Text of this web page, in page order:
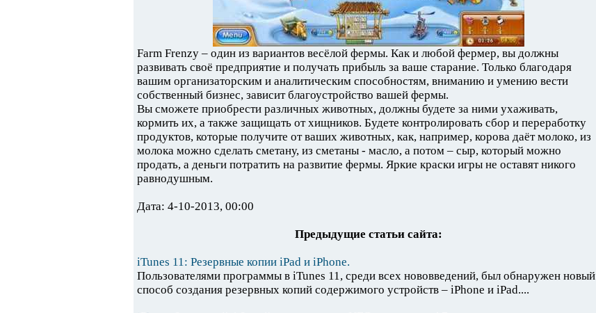
Farm Frenzy – один из вариантов весёлой фермы. Как и любой фермер, вы должны
развивать своё предприятие и получать прибыль за ваше старание. Только благодаря
вашим организаторским и аналитическим способностям, вниманию и умению вести
собственный бизнес, зависит благоустройство вашей фермы.
Вы сможете приобрести различных животных, должны будете за ними ухаживать,
кормить их, а также защищать от хищников. Будете контролировать сбор и переработку
продуктов, которые получите от ваших животных, как, например, корова даёт молоко, из
молока можно сделать сметану, из сметаны - масло, а потом – сыр, который можно
продать, а деньги потратить на развитие фермы. Яркие краски игры не оставят никого
равнодушным.
Дата: 4-10-2013, 00:00
Предыдущие статьи сайта:
iTunes 11: Резервные копии iPad и iPhone.
Пользователями программы в iTunes 11, среди всех нововведений, был обнаружен новый
способ создания резервных копий содержимого устройств – iPhone и iPad....